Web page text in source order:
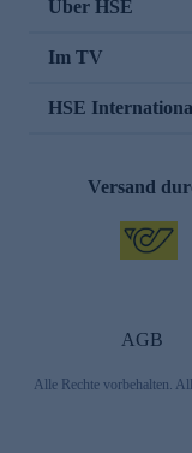
Über HSE
Im TV
HSE
Versand
AGB
Alle Rechte vorbehalten.